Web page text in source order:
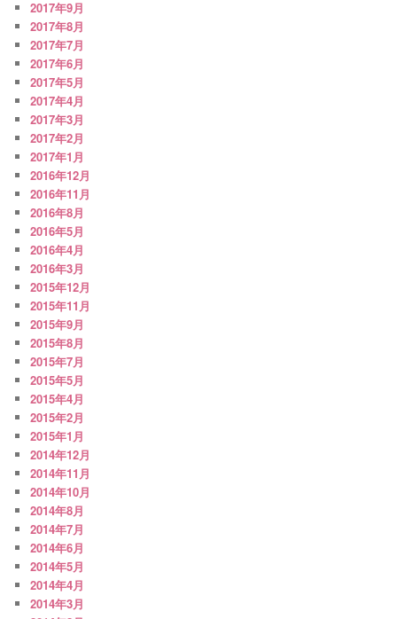
2017年9月
2017年8月
2017年7月
2017年6月
2017年5月
2017年4月
2017年3月
2017年2月
2017年1月
2016年12月
2016年11月
2016年8月
2016年5月
2016年4月
2016年3月
2015年12月
2015年11月
2015年9月
2015年8月
2015年7月
2015年5月
2015年4月
2015年2月
2015年1月
2014年12月
2014年11月
2014年10月
2014年8月
2014年7月
2014年6月
2014年5月
2014年4月
2014年3月